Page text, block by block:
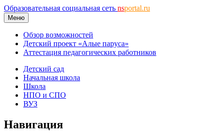
Образовательная социальная сеть nsportal.ru
Меню
Обзор возможностей
Детский проект «Алые паруса»
Аттестация педагогических работников
Детский сад
Начальная школа
Школа
НПО и СПО
ВУЗ
Навигация